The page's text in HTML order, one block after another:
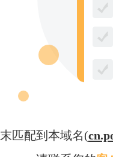
末匹配到本域名(